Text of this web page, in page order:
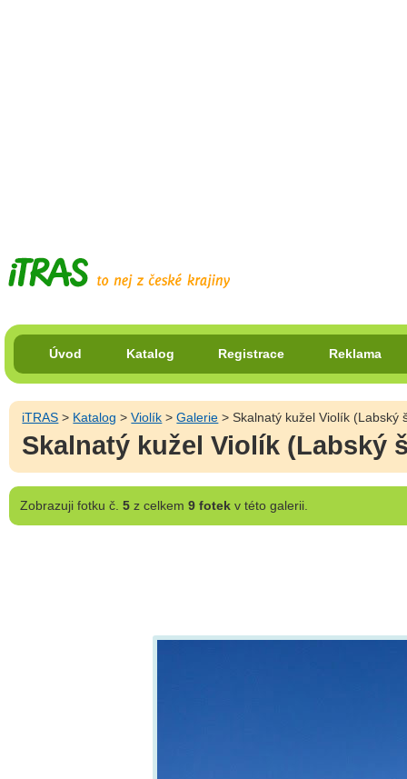
Úvod Katalog Registrace Reklama
iTRAS > Katalog >Violík >Galerie > Skalnatý kužel Violík (Labský
Skalnatý kužel Violík (Labský
Zobrazujifotku č. 5z celkem 9 fotekv této galerii.